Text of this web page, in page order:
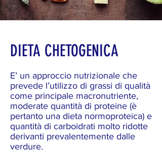
DIETA CHETOGENICA
E’ un approccio nutrizionale che
prevede l’utilizzo di grassi di qualità
come principale macronutriente,
moderate quantità di proteine (è
pertanto una dieta normoproteica) e
quantità di carboidrati molto ridotte
derivanti prevalentemente dalle
verdure.